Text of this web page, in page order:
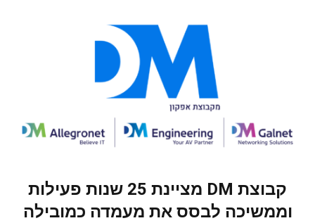
קבוצת DM מציינת 25 שנות פעילות
וממשיכה לבסס את מעמדה כמובילה